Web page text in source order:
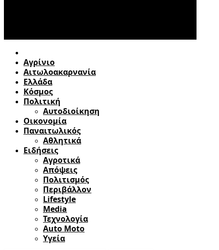
Αγρίνιο
Αιτωλοακαρνανία
Ελλάδα
Κόσμος
Πολιτική
Αυτοδιοίκηση
Οικονομία
Παναιτωλικός
Αθλητικά
Ειδήσεις
Αγροτικά
Απόψεις
Πολιτισμός
Περιβάλλον
Lifestyle
Media
Τεχνολογία
Auto Moto
Υγεία